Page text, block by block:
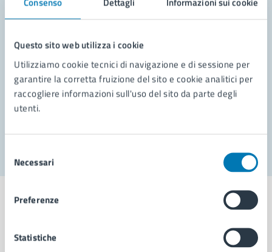
Questo sito web utilizza i cookie
Utilizziamo cookie tecnici di navigazione e di sessione per
garantire la corretta fruizione del sito e cookie analitici per
raccogliere informazioni sull'uso del sito da parte degli
utenti.
delNecessari
Preferenze
Statistiche
Leggi le domande frequenti
Richiedi assistenza
Prenota appuntamento
Problemi in città
Comune di Napoli